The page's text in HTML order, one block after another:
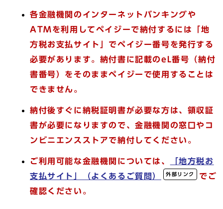
各金融機関のインターネットバンキングや
ATMを利用してペイジーで納付するには「地
方税お支払サイト」でペイジー番号を発行する
必要があります。 納付書に記載のeL番号（納付
書番号）をそのままペイジーで使用することは
できません。
納付後すぐに納税証明書が必要な方は、領収証
書が必要になりますので、金融機関の窓口やコ
ンビニエンスストアで納付してください。
ご利用可能な金融機関については、
「地方税お
支払サイト」（よくあるご質問）
外部リンク
でご
確認ください。